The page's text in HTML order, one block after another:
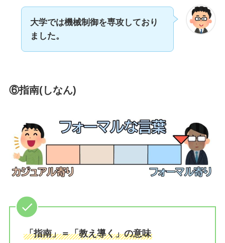
大学では機械制御を専攻しており
ました。
⑥指南(しなん)
「指南」＝「教え導く」の意味